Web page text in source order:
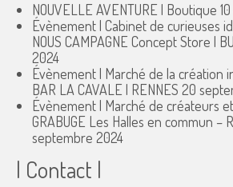
NOUVELLE AVENTURE | Boutique
Évènement | Cabinet de curieuses
NOUS CAMPAGNE Concept Store |
2024
Évènement | Marché de la création
BAR LA CAVALE | RENNES 20
Évènement | Marché de créateurs
GRABUGE Les Halles en commun –
septembre 2024
| Contact |